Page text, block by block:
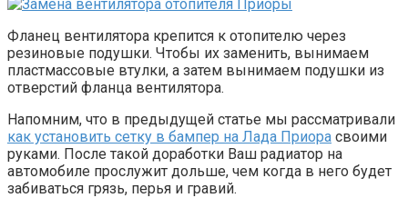
Фланец вентилятора крепится к отопителю через
резиновые подушки. Чтобы их заменить, вынимаем
пластмассовые втулки, а затем вынимаем подушки из
отверстий фланца вентилятора.
Напомним, что в предыдущей статье мы рассматривали
как установить сетку в бампер на Лада Приора своими
руками. После такой доработки Ваш радиатор на
автомобиле прослужит дольше, чем когда в него будет
забиваться грязь, перья и гравий.